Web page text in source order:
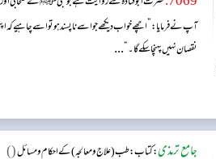
آپ نے فرمایا: ”اچھے خواب دیکھے جو اسے ناپسند ہوتو اسے چاہیے
نقصان نہیں پہنچا سکے گا۔“...
جامع ترمذی:كتاب: طب (علاج ومعالجہ) کے احکام ومسائل()